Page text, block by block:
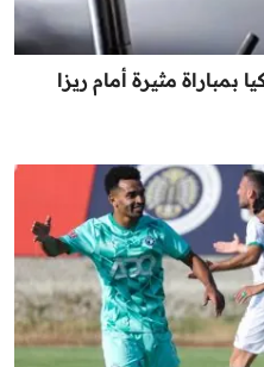
مثيرة أمام ريزا